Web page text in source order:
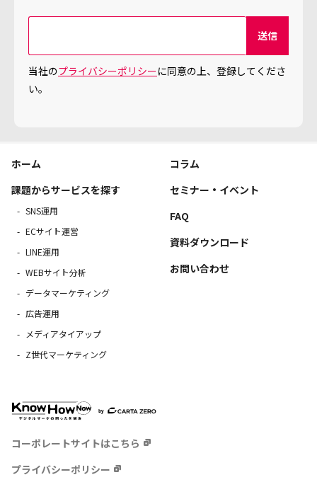
当社のプライバシーポリシーに同意の上、登録してくださ
い。
ホーム
課題からサービスを探す
SNS運用
ECサイト運営
LINE運用
WEBサイト分析
データマーケティング
広告運用
メディアタイアップ
Z世代マーケティング
コラム
セミナー・イベント
FAQ
資料ダウンロード
お問い合わせ
コーポレートサイトはこちら
プライバシーポリシー